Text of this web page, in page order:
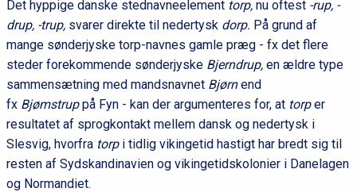
Det hyppige danske stednavneelement torp,nu oftest -rup, -
drup, -trup, svarer direkte til nedertysk dorp. På grund af
mange sønderjyske torp-navnes gamle præg - fx det flere
steder forekommende sønderjyske Bjerndrup, en ældre type
sammensætning med mandsnavnet Bjørnend
fx Bjømstruppå Fyn - kan der argumenteres for, at torper
resultatet af sprogkontakt mellem dansk og nedertysk i
Slesvig, hvorfra torp i tidlig vikingetid hastigt har bredt sig til
resten af Sydskandinavien og vikingetidskolonier i Danelagen
og Normandiet.